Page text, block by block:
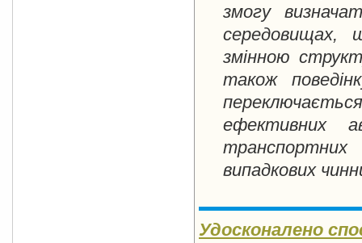
змогу
середовищах,
змінною
також
ефективних
випадкових
Удосконалено